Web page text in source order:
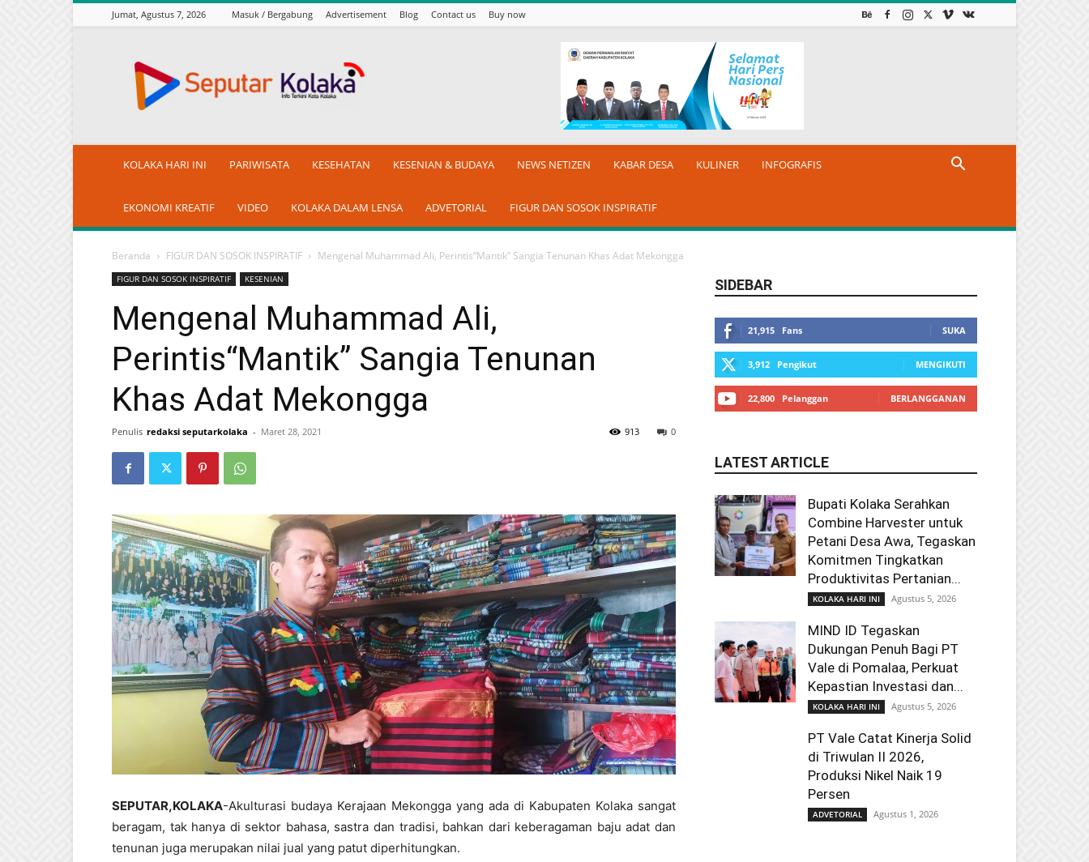
Jumat, Agustus 7, 2026 Masuk / Bergabung Advertisement Blog Contact us Buy now
KOLAKA HARI INI PARIWISATA KESEHATAN KESENIAN & BUDAYA NEWS NETIZEN KABAR DESA KULINER INFOGRAFIS
EKONOMI KREATIF VIDEO KOLAKA DALAM LENSA ADVETORIAL FIGUR DAN SOSOK INSPIRATIF
Beranda FIGUR DAN SOSOK INSPIRATIF Mengenal Muhammad Ali, Perintis“Mantik” Sangia Tenunan Khas Adat Mekongga
FIGUR DAN SOSOK INSPIRATIF KESENIAN
Mengenal Muhammad Ali,
Perintis“Mantik” Sangia Tenunan
Khas Adat Mekongga
Penulis redaksi seputarkolaka - Maret 28, 2021 0
913
SEPUTAR,KOLAKA-Akulturasi budaya Kerajaan Mekongga yang ada di Kabupaten Kolaka sangat
beragam, tak hanya di sektor bahasa, sastra dan tradisi, bahkan dari keberagaman baju adat dan
tenunan juga merupakan nilai jual yang patut diperhitungkan.
SIDEBAR
21,915 Fans SUKA
3,912 Pengikut MENGIKUTI
22,800 Pelanggan BERLANGGANAN
LATEST ARTICLE
Bupati Kolaka Serahkan
Combine Harvester untuk
Petani Desa Awa, Tegaskan
Komitmen Tingkatkan
Produktivitas Pertanian...
KOLAKA HARI INI Agustus 5, 2026
MIND ID Tegaskan
Dukungan Penuh Bagi PT
Vale di Pomalaa, Perkuat
Kepastian Investasi dan...
KOLAKA HARI INI Agustus 5, 2026
PT Vale Catat Kinerja Solid
di Triwulan II 2026,
Produksi Nikel Naik 19
Persen
ADVETORIAL Agustus 1, 2026